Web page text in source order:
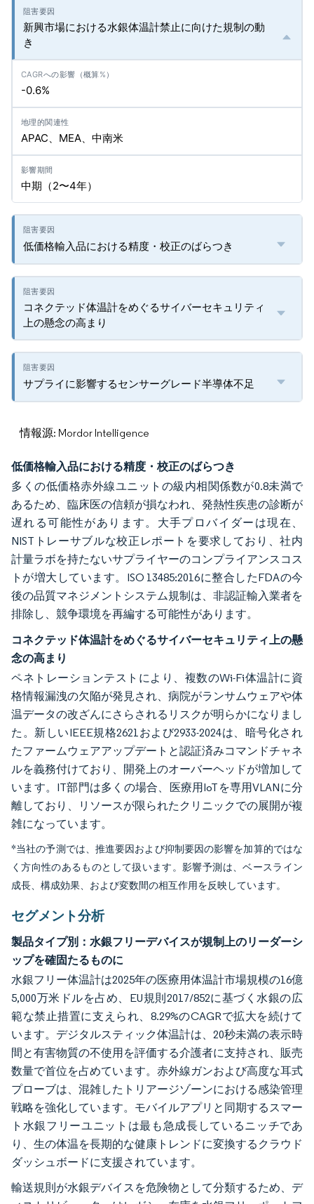
新興市場における水銀体温計禁止に向けた規制の動
き
-0.6%
APAC、MEA、中南米
中期（2〜4年）
低価格輸入品における精度・校正のばらつき
コネクテッド体温計をめぐるサイバーセキュリティ
上の懸念の高まり
サプライに影響するセンサーグレード半導体不足
情報源: Mordor Intelligence
低価格輸入品における精度・校正のばらつき
多くの低価格赤外線ユニットの級内相関係数が0.8未満で
あるため、臨床医の信頼が損なわれ、発熱性疾患の診断が
遅れる可能性があります。大手プロバイダーは現在、
NISTトレーサブルな校正レポートを要求しており、社内
計量ラボを持たないサプライヤーのコンプライアンスコス
トが増大しています。ISO 13485:2016に整合したFDAの今
後の品質マネジメントシステム規制は、非認証輸入業者を
排除し、競争環境を再編する可能性があります。
コネクテッド体温計をめぐるサイバーセキュリティ上の懸
念の高まり
ペネトレーションテストにより、複数のWi-Fi体温計に資
格情報漏洩の欠陥が発見され、病院がランサムウェアや体
温データの改ざんにさらされるリスクが明らかになりまし
た。新しいIEEE規格2621および2933-2024は、暗号化され
たファームウェアアップデートと認証済みコマンドチャネ
ルを義務付けており、開発上のオーバーヘッドが増加して
います。IT部門は多くの場合、医療用IoTを専用VLANに分
離しており、リソースが限られたクリニックでの展開が複
雑になっています。
*当社の予測では、推進要因および抑制要因の影響を加算的ではな
く方向性のあるものとして扱います。影響予測は、ベースライン
成長、構成効果、および変数間の相互作用を反映しています。
セグメント分析
製品タイプ別：水銀フリーデバイスが規制上のリーダーシ
ップを確固たるものに
水銀フリー体温計は2025年の医療用体温計市場規模の16億
5,000万米ドルを占め、EU規則2017/852に基づく水銀の広
範な禁止措置に支えられ、8.29%のCAGRで拡大を続けて
います。デジタルスティック体温計は、20秒未満の表示時
間と有害物質の不使用を評価する介護者に支持され、販売
数量で首位を占めています。赤外線ガンおよび高度な耳式
プローブは、混雑したトリアージゾーンにおける感染管理
戦略を強化しています。モバイルアプリと同期するスマー
ト水銀フリーユニットは最も急成長しているニッチであ
り、生の体温を長期的な健康トレンドに変換するクラウド
ダッシュボードに支援されています。
輸送規則が水銀デバイスを危険物として分類するため、デ